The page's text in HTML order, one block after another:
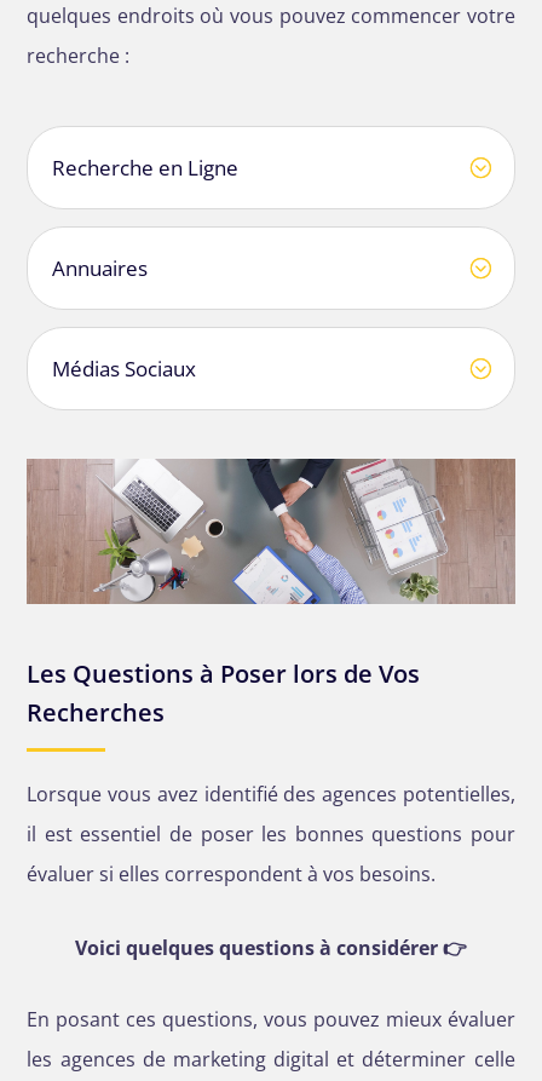
quelques endroits où vous pouvez commencer votre
recherche :
Recherche en Ligne
Annuaires
Médias Sociaux
Les Questions à Poser lors de Vos
Recherches
Lorsque vous avez identifié des agences potentielles,
il est essentiel de poser les bonnes questions pour
évaluer si elles correspondent à vos besoins.
Voici quelques questions à considérer 👉
En posant ces questions, vous pouvez mieux évaluer
les agences de marketing digital et déterminer celle